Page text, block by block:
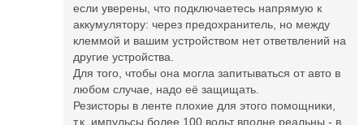
если уверены, что подключаетесь напрямую к
аккумулятору: через предохранитель, но между
клеммой и вашим устройством нет ответвлений на
другие устройства.
Для того, чтобы она могла запитываться от авто в
любом случае, надо её защищать.
Резисторы в ленте плохие для этого помощники,
т.к. импульсы более 100 вольт вполне реальны - в